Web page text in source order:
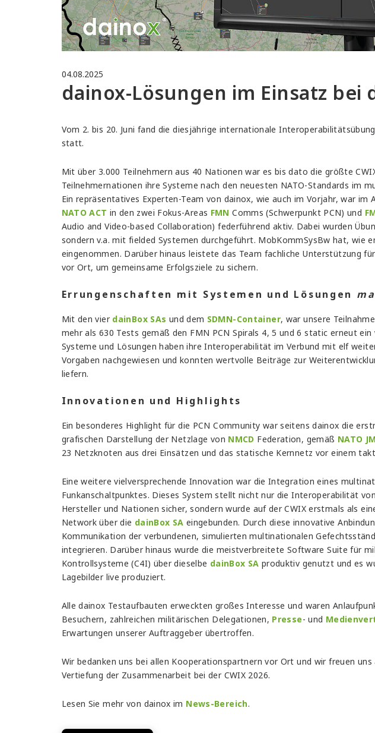
04.08.2025
dainox-Lösungen im Einsatz bei
Vom 2. bis 20. Juni fand die diesjährige internationale Interoperabilitätsübung
statt.
Mit über 3.000 Teilnehmern aus 40 Nationen war es bis dato die größte
Teilnehmernationen ihre Systeme nach den neuesten NATO-Standards im
Ein repräsentatives Experten-Team von dainox, wie auch im Vorjahr, war im
NATO ACT in den zwei Fokus-Areas FMN Comms (Schwerpunkt PCN) und
Audio and Video-based Collaboration) federführend aktiv. Dabei wurden
sondern v.a. mit fielded Systemen durchgeführt. MobKommSysBw hat, wie
eingenommen. Darüber hinaus leistete das Team fachliche Unterstützung
vor Ort, um gemeinsame Erfolgsziele zu sichern.
Errungenschaften mit Systemen und Lösungen
Mit den vier dainBox SAs und dem SDMN-Container, war unsere
mehr als 630 Tests gemäß den FMN PCN Spirals 4, 5 und 6 static erneut
Systeme und Lösungen haben ihre Interoperabilität im Verbund mit elf
Vorgaben nachgewiesen und konnten wertvolle Beiträge zur
liefern.
Innovationen und Highlights
Ein besonderes Highlight für die PCN Community war seitens dainox die
grafischen Darstellung der Netzlage von NMCD Federation, gemäß NATO
23 Netzknoten aus drei Einsätzen und das statische Kernnetz vor einem
Eine weitere vielversprechende Innovation war die Integration eines
Funkanschaltpunktes. Dieses System stellt nicht nur die Interoperabilität
Hersteller und Nationen sicher, sondern wurde auf der CWIX erstmals als
Network über die dainBox SA eingebunden. Durch diese innovative
Kommunikation der verbundenen, simulierten multinationalen
integrieren. Darüber hinaus wurde die meistverbreitete Software Suite für
Kontrollsysteme (C4I) über dieselbe dainBox SA produktiv genutzt und es
Lagebilder live produziert.
Alle dainox Testaufbauten erweckten großes Interesse und waren
Besuchern, zahlreichen militärischen Delegationen, Presse- und
Erwartungen unserer Auftraggeber übertroffen.
Wir bedanken uns bei allen Kooperationspartnern vor Ort und wir freuen
Vertiefung der Zusammenarbeit bei der CWIX 2026.
Lesen Sie mehr von dainox im News-Bereich.